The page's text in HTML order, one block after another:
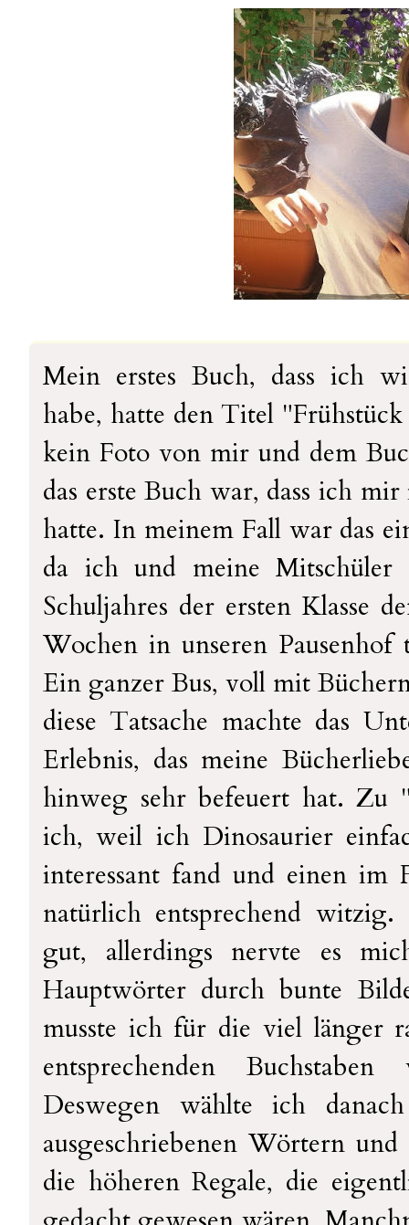
Mein erstes Buch, dass ich
habe, hatte den Titel
kein Foto von mir und dem
das erste Buch war, dass ich
hatte. In meinem Fall war das
da ich und meine
Schuljahres der ersten Klasse
Wochen in unseren Pausenhof
Ein ganzer Bus, voll mit
diese Tatsache machte das
Erlebnis, das meine
hinweg sehr befeuert hat.
ich, weil ich Dinosaurier
interessant fand und einen im
natürlich entsprechend
gut, allerdings nervte es
Hauptwörter durch bunte
musste ich für die viel länger
entsprechenden
Deswegen wählte ich
ausgeschriebenen Wörtern
die höheren Regale, die